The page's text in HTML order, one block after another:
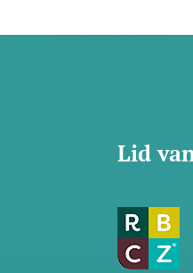
Lid